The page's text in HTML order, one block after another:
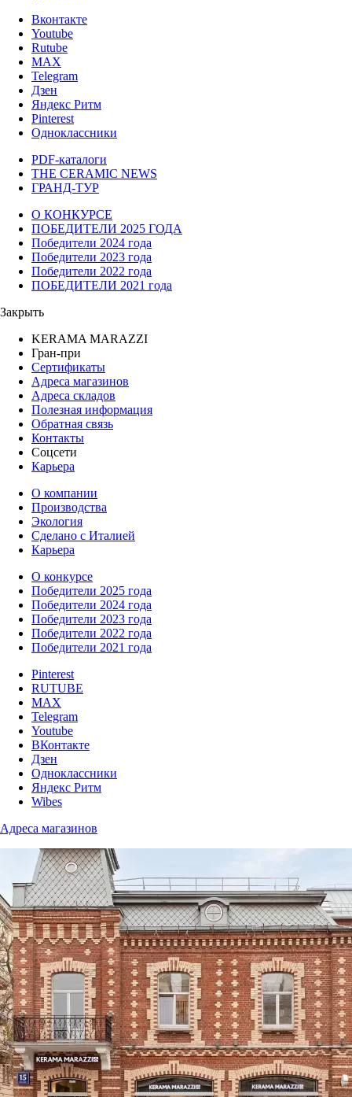
Вконтакте
Youtube
Rutube
MAX
Telegram
Дзен
Яндекс Ритм
Pinterest
Одноклассники
PDF-каталоги
THE CERAMIC NEWS
ГРАНД-ТУР
О КОНКУРСЕ
ПОБЕДИТЕЛИ 2025 ГОДА
Победители 2024 года
Победители 2023 года
Победители 2022 года
ПОБЕДИТЕЛИ 2021 года
Закрыть
KERAMA MARAZZI
Гран-при
Сертификаты
Адреса магазинов
Адреса складов
Полезная информация
Обратная связь
Контакты
Соцсети
Карьера
О компании
Производства
Экология
Сделано с Италией
Карьера
О конкурсе
Победители 2025 года
Победители 2024 года
Победители 2023 года
Победители 2022 года
Победители 2021 года
Pinterest
RUTUBE
MAX
Telegram
Youtube
ВКонтакте
Дзен
Одноклассники
Яндекс Ритм
Wibes
Адреса магазинов